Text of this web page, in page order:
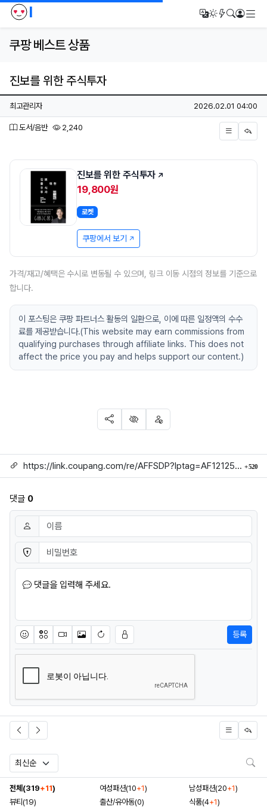
I 번역다크모드
새글/새댓글
검색로그인
쿠팡 베스트 상품
진보를 위한 주식투자
페이지 정보
작성자
최고관리자 작성일
2026.02.01 04:00
분류
도서/음반 2,240
본문
진보를 위한 주식투자
19,800원
로켓
쿠팡에서 보기
가격/재고/혜택은 수시로 변동될 수 있으며, 링크 이동 시점의 정보를 기준으로
합니다.
이 포스팅은 쿠팡 파트너스 활동의 일환으로, 이에 따른 일정액의 수수
료를 제공받습니다.(This website may earn commissions from
qualifying purchases through affiliate links. This does not
affect the price you pay and helps support our content.)
SNS 공유
신고 차단
링크 https://link.coupang.com/re/AFFSDP?lptag=AF1212524&subid=mojorida2&pageKey=9233351304&itemId=27295677873&vendorItemId=94303208146&traceid=V0-113-8d001f3c5332214b 520회
댓글 0
댓글쓰기
이름 필수
비밀번호 필수
댓글을 입력해 주세요.
이모티콘아이콘동영상이미지새댓글 작성
등록
전체(319+11) 여성패션(10+1) 남성패션(20+1)
뷰티(19)
출산/유아동(0) 식품(4+1)